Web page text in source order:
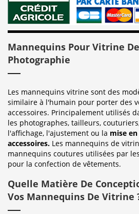
Mannequins Pour Vitrine
Photographie
Les mannequins vitrine sont des
similaire à l'humain pour porter des
accessoires. Principalement utilisés
les photographes, tailleurs,
l'affichage, l'ajustement ou la mise
accessoires. Les mannequins de
mannequins coutures utilisées par
pour la confection de vêtements.
Quelle Matière De
Vos Mannequins De Vitrine